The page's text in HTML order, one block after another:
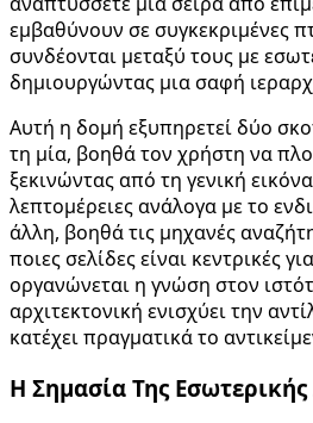
εμβαθύνουν σε συγκεκριμένες
συνδέονται μεταξύ τους με
δημιουργώντας μια σαφή
Αυτή η δομή εξυπηρετεί δύο
τη μία, βοηθά τον χρήστη να
ξεκινώντας από τη γενική
λεπτομέρειες ανάλογα με το
άλλη, βοηθά τις μηχανές
ποιες σελίδες είναι κεντρικές
οργανώνεται η γνώση στον
αρχιτεκτονική ενισχύει την
κατέχει πραγματικά το
Η Σημασία Της